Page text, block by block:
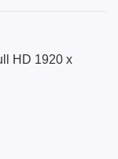
HD 1920 x